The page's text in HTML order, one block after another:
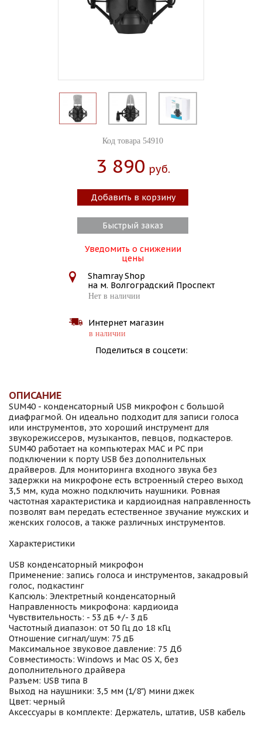
Код товара 54910
3 890 Руб.
Добавить в корзину
Быстрый заказ
Уведомить о снижении
цены
Shamray Shop
на м. Волгоградский Проспект
Нет в наличии
Интернет магазин
в наличии
Поделиться в соцсети:
ОПИСАНИЕ
SUM40 - конденсаторный USB микрофон с большой
диафрагмой. Он идеально подходит для записи голоса
или инструментов, это хороший инструмент для
звукорежиссеров, музыкантов, певцов, подкастеров.
SUM40 работает на компьютерах MAC и PC при
подключении к порту USB без дополнительных
драйверов. Для мониторинга входного звука без
задержки на микрофоне есть встроенный стерео выход
3,5 мм, куда можно подключить наушники. Ровная
частотная характеристика и кардиоидная направленность
позволят вам передать естественное звучание мужских и
женских голосов, а также различных инструментов.
Характеристики
USB конденсаторный микрофон
Применение: запись голоса и инструментов, закадровый
голос, подкастинг
Капсюль: Электретный конденсаторный
Направленность микрофона: кардиоида
Чувствительность: - 53 дБ +/- 3 дБ
Частотный диапазон: от 50 Гц до 18 кГц
Отношение сигнал/шум: 75 дБ
Максимальное звуковое давление: 75 Дб
Совместимость: Windows и Mac OS X, без
дополнительного драйвера
Разъем: USB типа B
Выход на наушники: 3,5 мм (1/8") мини джек
Цвет: черный
Аксессуары в комплекте: Держатель, штатив, USB кабель